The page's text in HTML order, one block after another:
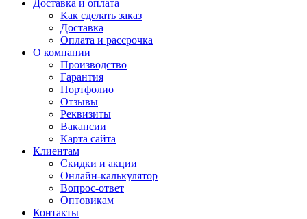
Доставка и оплата
Как сделать заказ
Доставка
Оплата и рассрочка
О компании
Производство
Гарантия
Портфолио
Отзывы
Реквизиты
Вакансии
Карта сайта
Клиентам
Скидки и акции
Онлайн-калькулятор
Вопрос-ответ
Оптовикам
Контакты